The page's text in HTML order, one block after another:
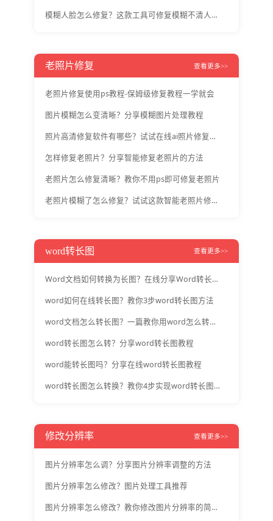
模糊人脸怎么修复？这款工具可修复模糊不清人脸照
老照片修复 查看更多>>
老照片修复使用ps教程-保姆级修复教程一学就会
图片模糊怎么变清晰？分享模糊图片处理教程
照片高清修复软件有哪些？试试在线ai照片修复工具
怎样修复老照片？分享智能修复老照片的方法
老照片怎么修复清晰？教你不用ps即可修复老照片
老照片模糊了怎么修复？试试这款智能老照片修复工具
word转长图 查看更多>>
Word文档如何转换为长图？在线分享Word转长图操作指南
word如何在线转长图？教你3步word转长图方法
word文档怎么转长图？一篇教你用word怎么转长图
word转长图怎么转？分享word转长图教程
word能转长图吗？分享在线word转长图教程
word转长图怎么转换？教你4步实现word转长图效果
修改分辨率 查看更多>>
图片分辨率怎么调？分享图片分辨率调整的方法
图片分辨率怎么修改？图片处理工具推荐
图片分辨率怎么修改？教你修改图片分辨率的简便方法